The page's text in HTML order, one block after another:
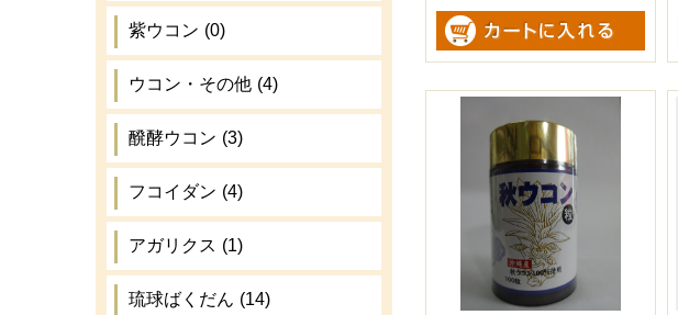
紫ウコン (0)
ウコン・その他 (4)
醗酵ウコン (3)
フコイダン (4)
アガリクス (1)
琉球ばくだん (14)